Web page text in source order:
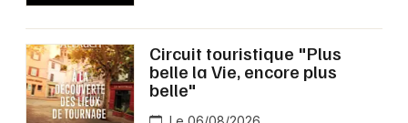
Circuit touristique "Plus
belle la Vie, encore plus
belle"